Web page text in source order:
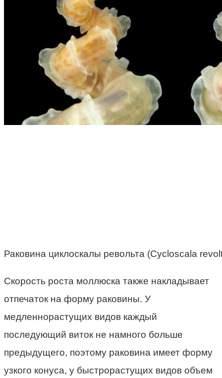
Раковина циклоскалы револьта (Cycloscala
Скорость роста моллюска также накладывает
отпечаток на форму раковины. У
медленнорастущих видов каждый
последующий виток не намного больше
предыдущего, поэтому раковина имеет форму
узкого конуса, у быстрорастущих видов объем